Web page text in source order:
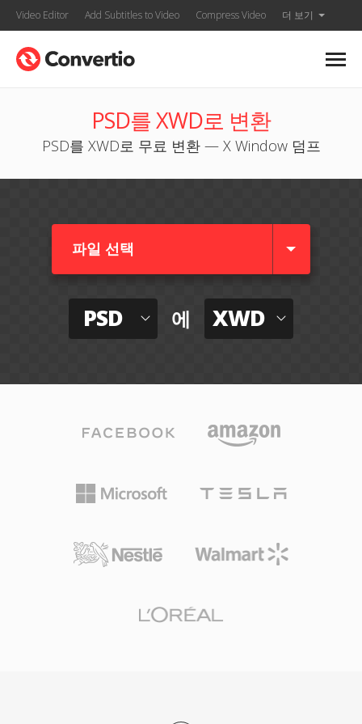
Video Editor Add Subtitles to Video Compress Video 더 보기
PSD를 XWD로 변환
PSD를 XWD로 무료 변환 — X Window 덤프
파일 선택
PSD 에 XWD